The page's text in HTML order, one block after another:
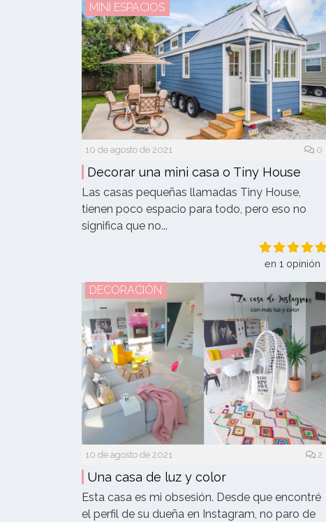
MINI ESPACIOS
10 de agosto de 2021 0
Decorar una mini casa o Tiny House
Las casas pequeñas llamadas Tiny House,
tienen poco espacio para todo, pero eso no
significa que no...
en 1 opinión
DECORACIÓN
10 de agosto de 2021 2
Una casa de luz y color
Esta casa es mi obsesión. Desde que encontré
el perfil de su dueña en Instagram, no paro de